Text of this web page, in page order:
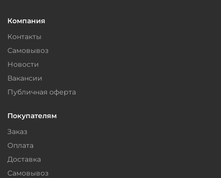
Компания
Контакты
Самовывоз
Новости
Вакансии
Публичная оферта
Покупателям
Заказ
Оплата
Доставка
Самовывоз